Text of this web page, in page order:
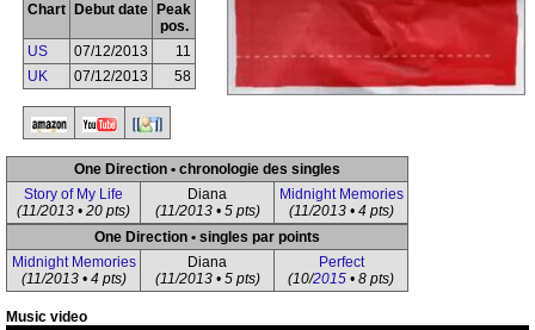
Chart Debut date
Peak
pos.
US
07/12/2013
11
UK
07/12/2013 58
One Direction • chronologie des singles
Story of My Life
(11/2013 • 20 pts)
Diana
(11/2013 • 5 pts)
Midnight Memories
(11/2013 • 4 pts)
One Direction • singles par points
Midnight Memories
(11/2013 • 4 pts)
Diana
(11/2013 • 5 pts)
Perfect
(10/2015 • 8 pts)
Music video